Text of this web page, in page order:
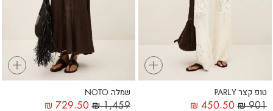
+
טופ קצר PARLY
₪901
₪ 450.50
+
שמלה NOTO
₪1,459
₪ 729.50